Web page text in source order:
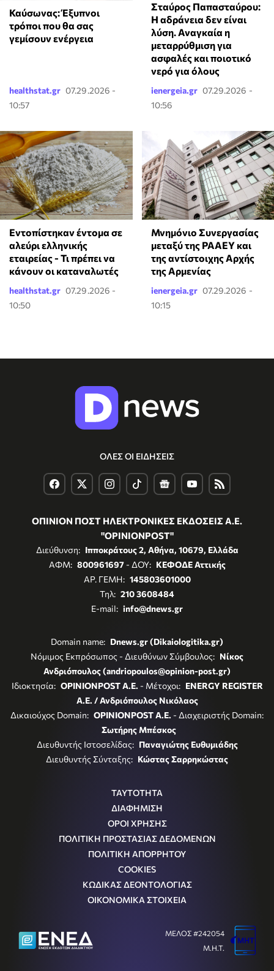
Καύσωνας: Έξυπνοι
τρόποι που θα σας
γεμίσουν ενέργεια
healthstat.gr 07.29.2026 -
10:57
Σταύρος Παπασταύρου:
Η αδράνεια δεν είναι
λύση. Αναγκαία η
μεταρρύθμιση για
ασφαλές και ποιοτικό
νερό για όλους
ienergeia.gr 07.29.2026 -
10:56
Εντοπίστηκαν έντομα σε
αλεύρι ελληνικής
εταιρείας - Τι πρέπει να
κάνουν οι καταναλωτές
healthstat.gr 07.29.2026 -
10:50
Μνημόνιο Συνεργασίας
μεταξύ της ΡΑΑΕΥ και
της αντίστοιχης Αρχής
της Αρμενίας
ienergeia.gr 07.29.2026 -
10:15
ΟΛΕΣ ΟΙ ΕΙΔΗΣΕΙΣ
ΟΠΙΝΙΟΝ ΠΟΣΤ ΗΛΕΚΤΡΟΝΙΚΕΣ ΕΚΔΟΣΕΙΣ Α.Ε.
"OPINIONPOST"
Διεύθυνση: Ιπποκράτους 2, Αθήνα, 10679, Ελλάδα
ΑΦΜ: 800961697- ΔΟΥ: ΚΕΦΟΔΕ Αττικής
ΑΡ. ΓΕΜΗ: 145803601000
Τηλ: 210 3608484
E-mail: info@dnews.gr
Domain name: Dnews.gr (Dikaiologitika.gr)
Νόμιμος Εκπρόσωπος - Διευθύνων Σύμβουλος: Νίκος
Ανδριόπουλος (andriopoulos@opinion-post.gr)
Ιδιοκτησία: OPINIONPOST A.E. - Μέτοχοι: ENERGY REGISTER
Α.Ε. / Ανδριόπουλος Νικόλαος
Δικαιούχος Domain: OPINIONPOST A.E. - Διαχειριστής Domain:
Σωτήρης Μπέσκος
Διευθυντής Ιστοσελίδας: Παναγιώτης Ευθυμιάδης
Διευθυντής Σύνταξης: Κώστας Σαρρηκώστας
ΤΑΥΤΟΤΗΤΑ
ΔΙΑΦΗΜΙΣΗ
ΟΡΟΙ ΧΡΗΣΗΣ
ΠΟΛΙΤΙΚΗ ΠΡΟΣΤΑΣΙΑΣ ΔΕΔΟΜΕΝΩΝ
ΠΟΛΙΤΙΚΗ ΑΠΟΡΡΗΤΟΥ
COOKIES
ΚΩΔΙΚΑΣ ΔΕΟΝΤΟΛΟΓΙΑΣ
ΟΙΚΟΝΟΜΙΚΑ ΣΤΟΙΧΕΙΑ
ΜΕΛΟΣ #242054
Μ.Η.Τ.